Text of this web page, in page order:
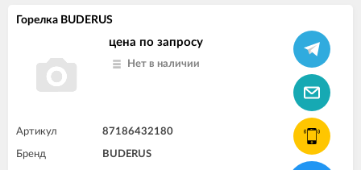
Горелка BUDERUS
цена по запросу
Нет в наличии
Артикул 87186432180
Бренд BUDERUS